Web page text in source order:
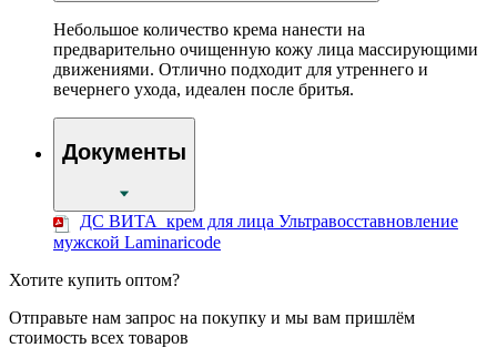
Небольшое количество крема нанести на
предварительно очищенную кожу лица массирующими
движениями. Отлично подходит для утреннего и
вечернего ухода, идеален после бритья.
Документы
ДС ВИТА_крем для лица Ультравосставновление
мужской Laminaricode
Хотите купить оптом?
Отправьте нам запрос на покупку и мы вам пришлём
стоимость всех товаров